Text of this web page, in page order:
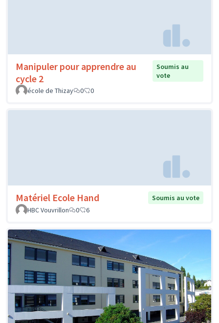
Manipuler pour apprendre au
cycle 2
Soumis au
vote
école de Thizay
0 0
Matériel Ecole Hand
Soumis au vote
HBC Vouvrillon
0 6